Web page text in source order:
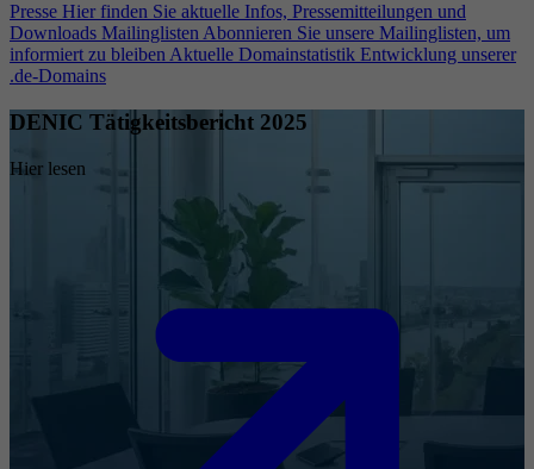
Presse Hier finden Sie aktuelle Infos, Pressemitteilungen und
Downloads Mailinglisten Abonnieren Sie unsere Mailinglisten, um
informiert zu bleiben Aktuelle Domainstatistik Entwicklung unserer
.de-Domains
DENIC Tätigkeitsbericht 2025
Hier lesen